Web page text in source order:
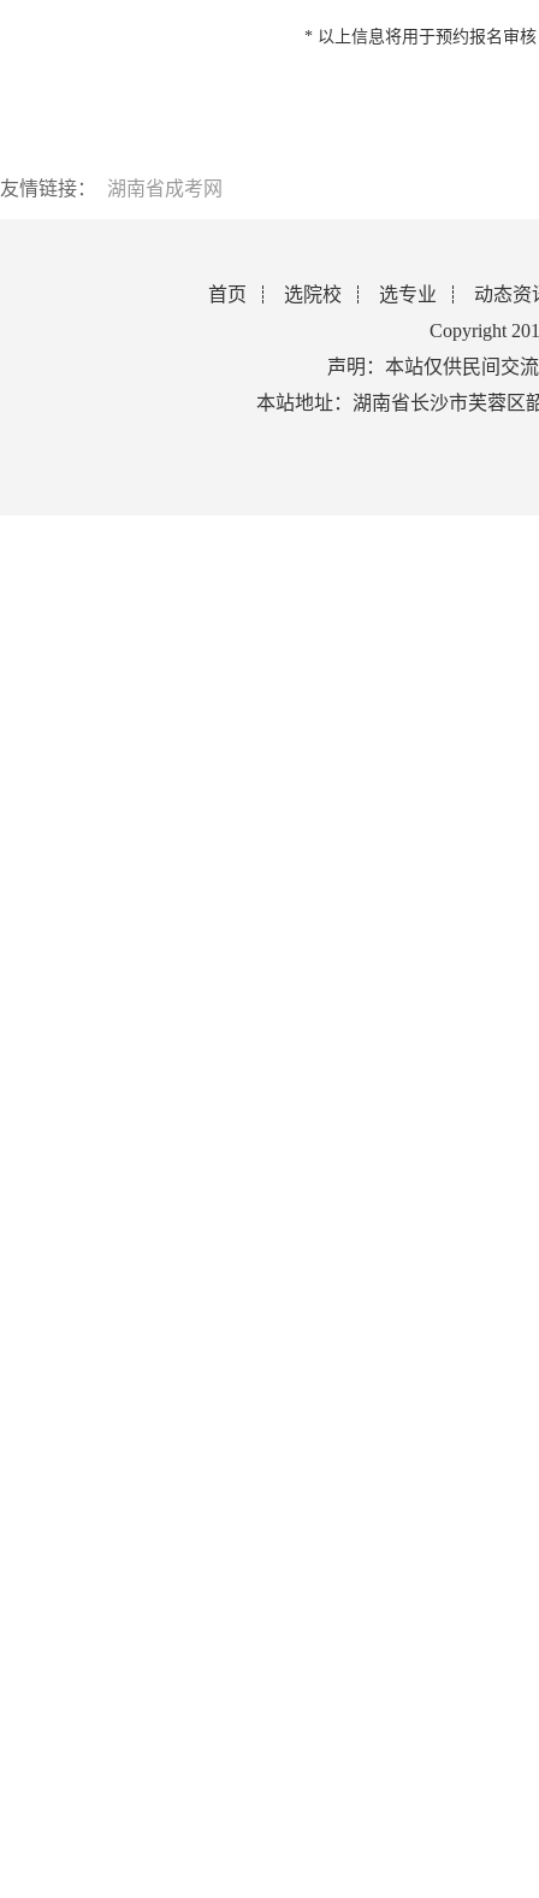
* 以上信息将用于预约报名审
友情链接： 湖南省成考网
首页 选院校 选专业
动态资
Copyright
声明：本站仅供民间交
本站地址：湖南省长沙市芙蓉区